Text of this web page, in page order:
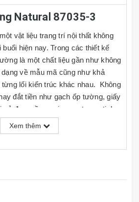
Natural 87035-3
vật liệu trang trí nội thất không
hiện nay. Trong các thiết kế
là một chất liệu gần như không
về mẫu mã cũng như khả
lối kiến trúc khác nhau. Không
đắt tiền như gạch ốp tường, giấy
vẻ đẹp mềm mại, sang trọng, tinh
cả cũng rất phải chăng. Cùng với
Xem thêm